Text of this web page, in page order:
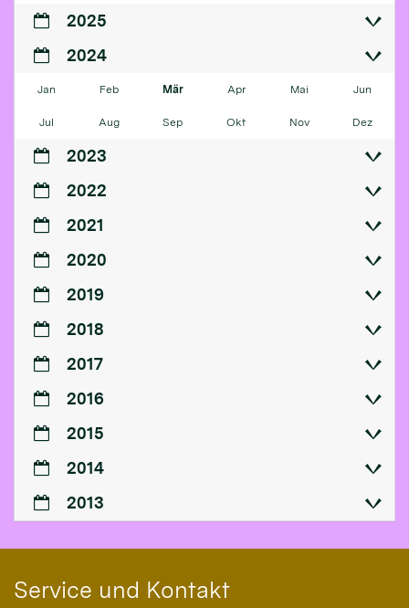
2025
2024
Jan Feb Mär Apr Mai Jun
Jul Aug Sep Okt Nov Dez
2023
2022
2021
2020
2019
2018
2017
2016
2015
2014
2013
Service und Kontakt